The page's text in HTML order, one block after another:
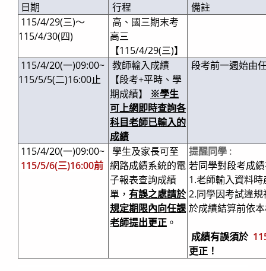
日期 行程
備註
115/4/29(三)～
115/4/30(四)
高、國三期末考
高三
【115/4/29(三)】
115/4/20(一)09:00~
115/5/5(二)16:00止
教師輸入成績
【段考+平時、學
期成績】 ※學生
可上網即時查詢各
科目老師已輸入的
成績
段考前一週始由
115/4/20(一)09:00~
115/5/6(三)16:00前
學生及家長可至
網路成績系統的電
子報表查詢成績
單， 有誤之處請於
規定期限內向任課
老師提出更正 。
提醒同學 :
若同學對段考成
1.老師輸入資料
2.同學因考試違
於成績結算前依
成績有誤須於
更正！